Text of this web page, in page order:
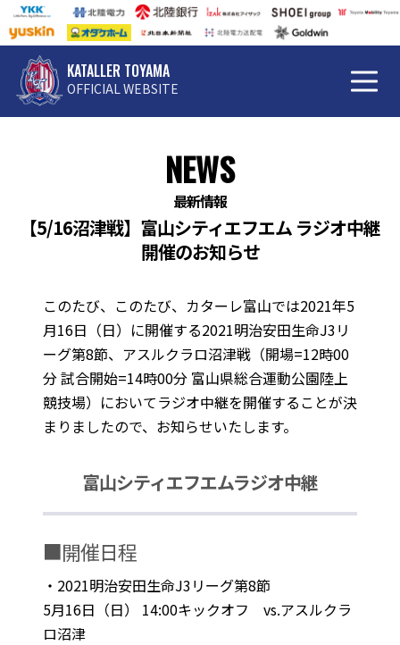
KATALLER TOYAMA
OFFICIAL WEBSITE
NEWS
最新情報
【5/16沼津戦】富山シティエフエム ラジオ中継
開催のお知らせ
このたび、このたび、カターレ富山では2021年5
月16日（日）に開催する2021明治安田生命J3リ
ーグ第8節、アスルクラロ沼津戦（開場=12時00
分 試合開始=14時00分 富山県総合運動公園陸上
競技場）においてラジオ中継を開催することが決
まりましたので、お知らせいたします。
富山シティエフエムラジオ中継
■開催日程
・2021明治安田生命J3リーグ第8節
5月16日（日） 14:00キックオフ vs.アスルクラ
ロ沼津